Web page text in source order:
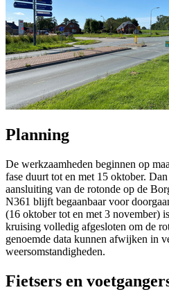
Planning
De werkzaamheden beginnen op
fase duurt tot en met 15 oktober.
aansluiting van de rotonde op de
N361 blijft begaanbaar voor
(16 oktober tot en met 3 november)
kruising volledig afgesloten om de
genoemde data kunnen afwijken in
weersomstandigheden.
Fietsers en